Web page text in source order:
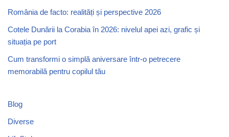
România de facto: realități și perspective 2026
Cotele Dunării la Corabia în 2026: nivelul apei azi, grafic și
situația pe port
Cum transformi o simplă aniversare într-o petrecere
memorabilă pentru copilul tău
Blog
Diverse